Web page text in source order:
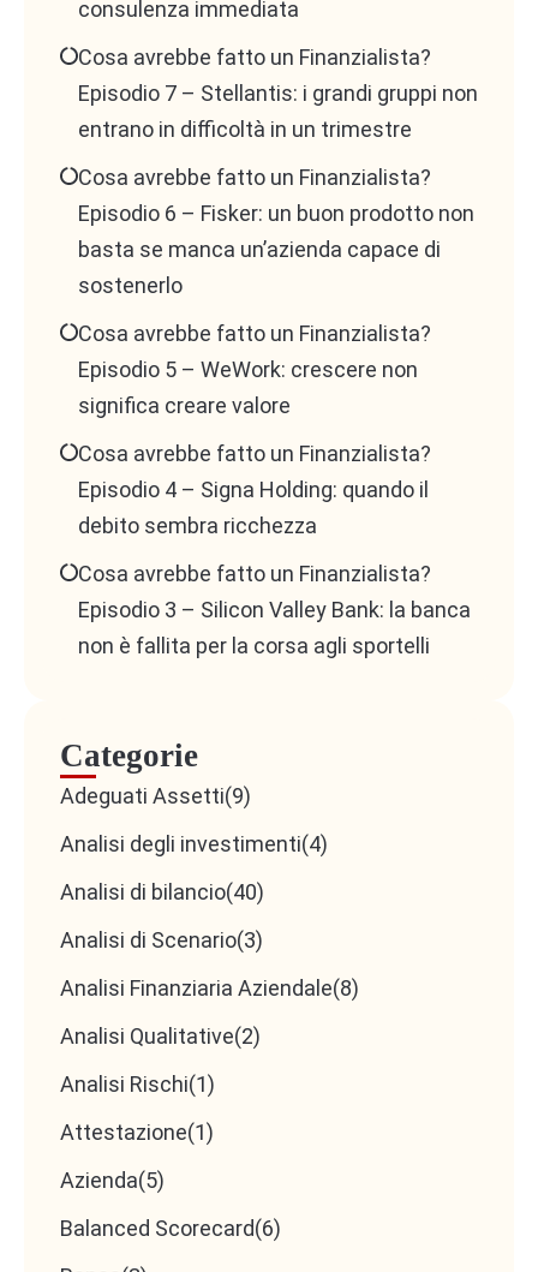
consulenza immediata
Cosa avrebbe fatto un Finanzialista?
Episodio 7 – Stellantis: i grandi gruppi non
entrano in difficoltà in un trimestre
Cosa avrebbe fatto un Finanzialista?
Episodio 6 – Fisker: un buon prodotto non
basta se manca un’azienda capace di
sostenerlo
Cosa avrebbe fatto un Finanzialista?
Episodio 5 – WeWork: crescere non
significa creare valore
Cosa avrebbe fatto un Finanzialista?
Episodio 4 – Signa Holding: quando il
debito sembra ricchezza
Cosa avrebbe fatto un Finanzialista?
Episodio 3 – Silicon Valley Bank: la banca
non è fallita per la corsa agli sportelli
Categorie
Adeguati Assetti(9)
Analisi degli investimenti(4)
Analisi di bilancio(40)
Analisi di Scenario(3)
Analisi Finanziaria Aziendale(8)
Analisi Qualitative(2)
Analisi Rischi(1)
Attestazione(1)
Azienda(5)
Balanced Scorecard(6)